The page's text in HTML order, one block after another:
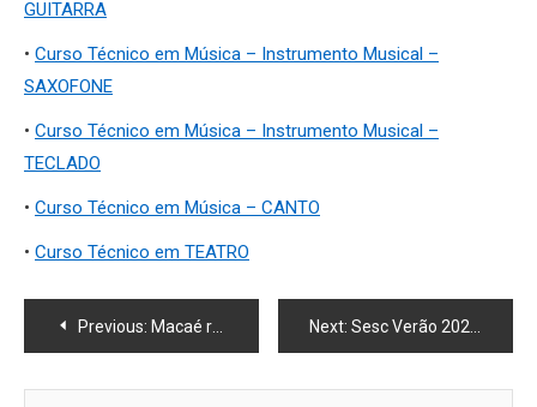
GUITARRA
• Curso Técnico em Música – Instrumento Musical –
SAXOFONE
• Curso Técnico em Música – Instrumento Musical –
TECLADO
• Curso Técnico em Música – CANTO
• Curso Técnico em TEATRO
Navegação
de
Previous: Macaé reforça vacinação contra a dengue durante o verão Next: Sesc Verão 2026 leva grandes shows, esportes e cultura para Barra de São João